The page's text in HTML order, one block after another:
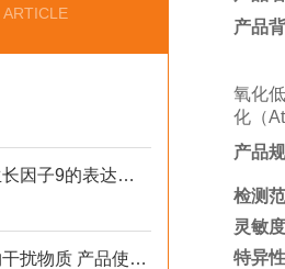
ARTICLE
重组人成纤维细胞生长因子9的表达系统是什么呢？
纤维蛋白原降解产物干扰物质 产品使用方法
产品
氧化
化（
产品
检测
灵敏
特异